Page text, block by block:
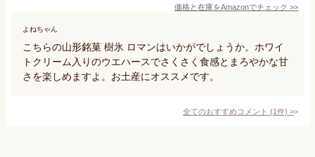
価格と在庫をAmazonでチェック >>
よねちゃん
こちらの山形銘菓 樹氷 ロマンはいかがでしょうか。ホワイ
トクリーム入りのウエハースでさくさく食感とまろやかな甘
さを楽しめますよ。お土産にオススメです。
全てのおすすめコメント (1件) >